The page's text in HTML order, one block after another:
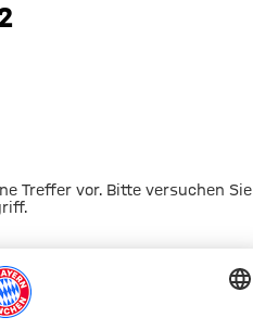
U15 2
Treffer vor. Bitte versuchen Sie